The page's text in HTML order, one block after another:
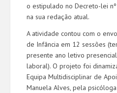
o estipulado no Decreto-lei
na sua redação atual.
A atividade contou com o
de Infância em 12 sessões
presente ano letivo
laboral). O projeto foi
Equipa Multidisciplinar de
Manuela Alves, pela